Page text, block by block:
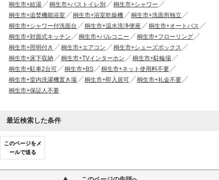
桐生市+給湯 桐生市+バストイレ別
桐生市+シャワー
桐生市+追焚機能浴室
桐生市+浴室乾燥機
桐生市+洗面所独立
桐生市+シャワー付洗面台
桐生市+温水洗浄便座
桐生市+オートバス
桐生市+対面式キッチン
桐生市+バルコニー
桐生市+フローリング
桐生市+照明付き
桐生市+エアコン
桐生市+シューズボックス
桐生市+床下収納
桐生市+TVインターホン
桐生市+駐輪場
桐生市+駐車2台可
桐生市+BS
桐生市+ネット使用料不要
桐生市+室内洗濯機置き場
桐生市+即入居可
桐生市+礼金不要
桐生市+保証人不要
最近検索した条件
このページをメ
ールで送る